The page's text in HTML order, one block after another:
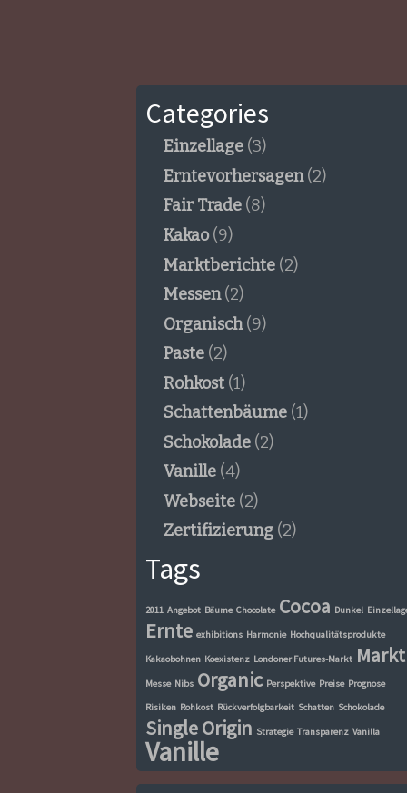
Categories
Einzellage (3)
Erntevorhersagen(2)
Fair Trade (8)
Kakao(9)
Marktberichte (2)
Messen(2)
Organisch(9)
Paste (2)
Rohkost (1)
Schattenbäume (1)
Schokolade (2)
Vanille (4)
Webseite (2)
Zertifizierung (2)
Tags
2011 Angebot Bäume Chocolate Cocoa Dunkel
Ernte exhibitions Harmonie Hochqualitätsprodukte
Kakaobohnen Koexistenz Londoner Futures-Markt Markt
Messe Nibs Organic Perspektive Preise Prognose
Risiken Rohkost Rückverfolgbarkeit Schatten Schokolade
Single Origin Strategie Transparenz Vanilla
Vanille